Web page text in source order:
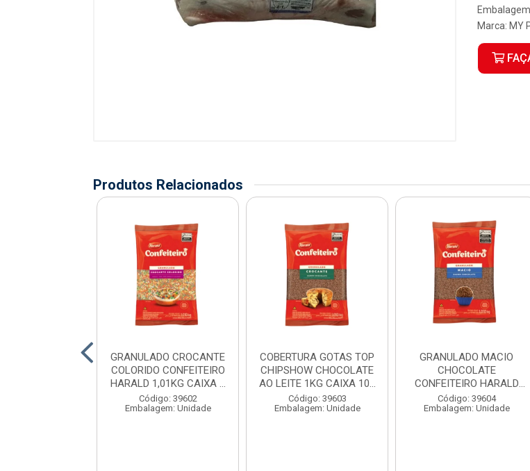
Marca: MY
Produtos Relacionados
GRANULADO CROCANTE
COLORIDO CONFEITEIRO
HARALD 1,01KG CAIXA ...
Código: 39602
Embalagem: Unidade
COBERTURA GOTAS TOP
CHIPSHOW CHOCOLATE
AO LEITE 1KG CAIXA 10...
Código: 39603
Embalagem: Unidade
GRANULADO MACIO
CHOCOLATE
CONFEITEIRO HARALD
1,01KG CAIXA 10...
Código: 39604
Embalagem: Unidade